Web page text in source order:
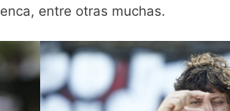
entre otras muchas.